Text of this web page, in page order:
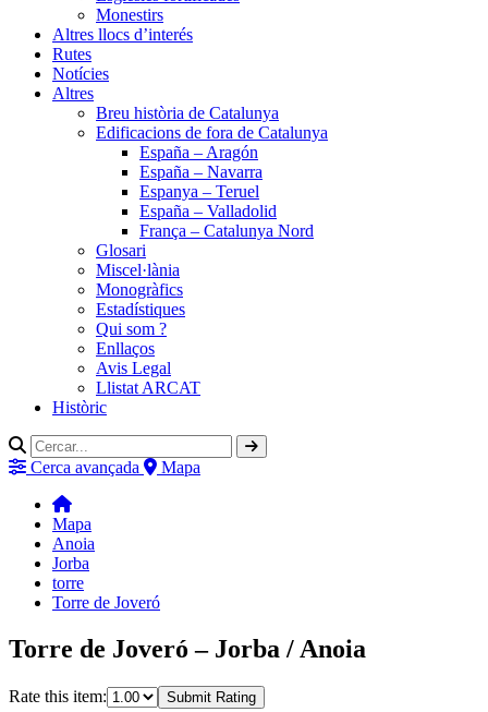
Monestirs
Altres llocs d’interés
Rutes
Notícies
Altres
Breu història de Catalunya
Edificacions de fora de Catalunya
España – Aragón
España – Navarra
Espanya – Teruel
España – Valladolid
França – Catalunya Nord
Glosari
Miscel·lània
Monogràfics
Estadístiques
Qui som ?
Enllaços
Avis Legal
Llistat ARCAT
Històric
Cerca avançada Mapa
Mapa
Anoia
Jorba
torre
Torre de Joveró
Torre de Joveró – Jorba / Anoia
Rate this item: Submit Rating